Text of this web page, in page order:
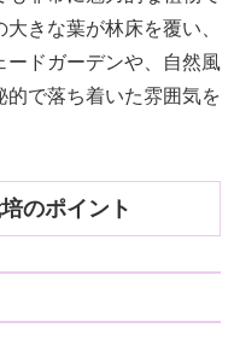
きな葉が林床を覆い、
ードガーデンや、自然風
で落ち着いた雰囲気を
のポイント